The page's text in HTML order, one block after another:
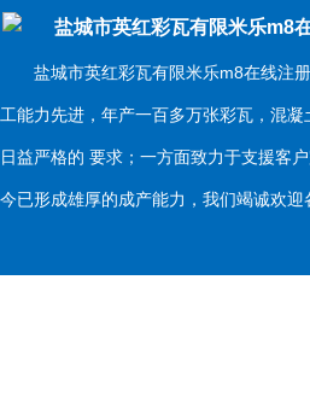
盐城市英红彩瓦有限米乐m8
盐城市英红彩瓦有限米乐m8在线注册
工能力先进，年产一百多万张彩瓦，混
日益严格的 要求；一方面致力于支援
今已形成雄厚的成产能力，我们竭诚欢